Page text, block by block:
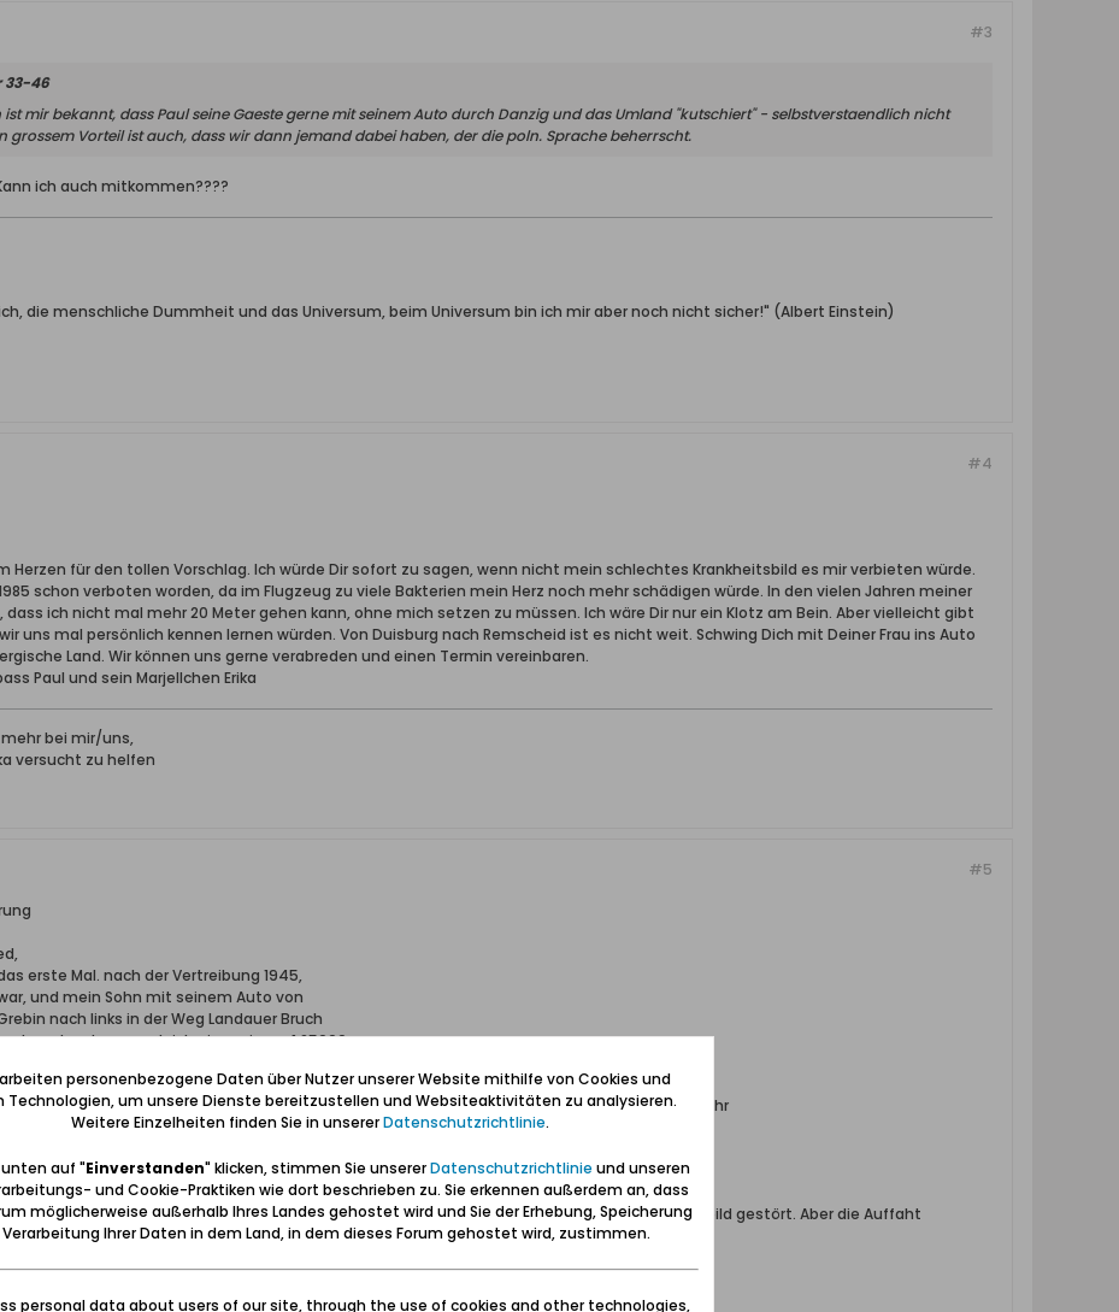
#3
33-46
mir bekannt, dass Paul seine Gaeste gerne mit seinem Auto durch Danzig und das Umland "kutschiert" - selbstverstaendlich nicht
grossem Vorteil ist auch, dass wir dann jemand dabei haben, der die poln. Sprache beherrscht.
ich auch mitkommen????
die menschliche Dummheit und das Universum, beim Universum bin ich mir aber noch nicht sicher!" (Albert Einstein)
#4
Herzen für den tollen Vorschlag. Ich würde Dir sofort zu sagen, wenn nicht mein schlechtes Krankheitsbild es mir verbieten würde.
schon verboten worden, da im Flugzeug zu viele Bakterien mein Herz noch mehr schädigen würde. In den vielen Jahren meiner
dass ich nicht mal mehr 20 Meter gehen kann, ohne mich setzen zu müssen. Ich wäre Dir nur ein Klotz am Bein. Aber vielleicht gibt
uns mal persönlich kennen lernen würden. Von Duisburg nach Remscheid ist es nicht weit. Schwing Dich mit Deiner Frau ins Auto
Land. Wir können uns gerne verabreden und einen Termin vereinbaren.
Paul und sein Marjellchen Erika
bei mir/uns,
versucht zu helfen
#5
erste Mal. nach der Vertreibung 1945,
und mein Sohn mit seinem Auto von
nach links in der Weg Landauer Bruch
andere Lagevergleiche in meinem 1:25000
Bruchweg, mit seinen heimelnden
vorhanden. Alles abgeholst, die schöne
- Auf dem Fahrterrain lagen vorgefertigte Betonplatten mit Lochaussparungen. Wir mußten sehr
natürlich schön um sich umzuschauen.
Seite) war früher ein Landwirt Beesfeld.
ich den Namen richtig schreibe.
Wilhelm und Maria Lau, geb. Markurland liegt
Seite). - Dadurch das die Kopfweiden nicht mehr den Weg säumen, war das Erinnerungsbild gestört. Aber die Auffaht
und der heute zwei Stockwerke hohe
her. Als ich nun im Jahre 2007 mit
Praust aus dort hingefahren war, war
seiner alten Bauweise die Identität klar.
personenbezogene Daten über Nutzer unserer Website mithilfe von Cookies und
Technologien, um unsere Dienste bereitzustellen und Websiteaktivitäten zu analysieren.
Weitere Einzelheiten finden Sie in unsererDatenschutzrichtlinie.
unten auf "Einverstanden" klicken, stimmen Sie unsererDatenschutzrichtlinie und unseren
und Cookie-Praktiken wie dort beschrieben zu. Sie erkennen außerdem an, dass
möglicherweise außerhalb Ihres Landes gehostet wird und Sie der Erhebung, Speicherung
Ihrer Daten in dem Land, in dem dieses Forum gehostet wird, zustimmen.
personal data about users of our site, through the use of cookies and other technologies,